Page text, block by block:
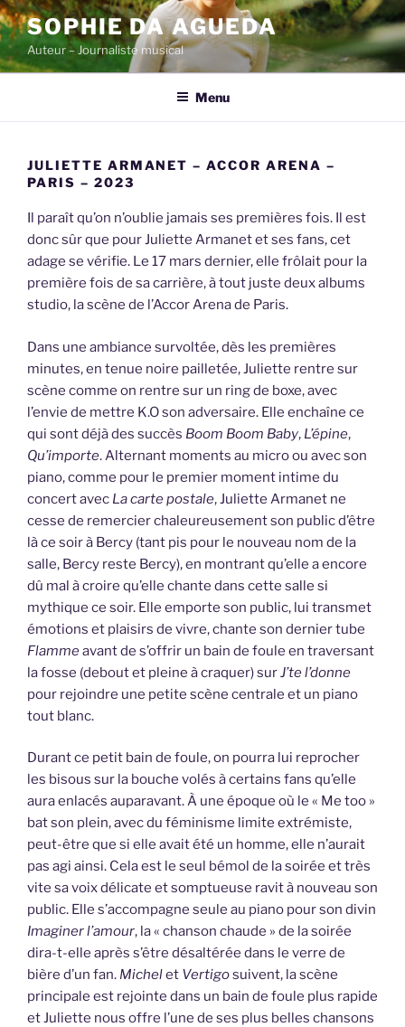
Skip
to
content
SOPHIE DA AGUEDA
Auteur – Journaliste musical
Menu
JULIETTE ARMANET – ACCOR ARENA –
PARIS – 2023
Il paraît qu’on n’oublie jamais ses premières fois. Il est
donc sûr que pour Juliette Armanet et ses fans, cet
adage se vérifie. Le 17 mars dernier, elle frôlait pour la
première fois de sa carrière, à tout juste deux albums
studio, la scène de l’Accor Arena de Paris.
Dans une ambiance survoltée, dès les premières
minutes, en tenue noire pailletée, Juliette rentre sur
scène comme on rentre sur un ring de boxe, avec
l’envie de mettre K.O son adversaire. Elle enchaîne ce
qui sont déjà des succès Boom Boom Baby, L’épine,
Qu’importe. Alternant moments au micro ou avec son
piano, comme pour le premier moment intime du
concert avec La carte postale, Juliette Armanet ne
cesse de remercier chaleureusement son public d’être
là ce soir à Bercy (tant pis pour le nouveau nom de la
salle, Bercy reste Bercy), en montrant qu’elle a encore
dû mal à croire qu’elle chante dans cette salle si
mythique ce soir. Elle emporte son public, lui transmet
émotions et plaisirs de vivre, chante son dernier tube
Flammeavant de s’offrir un bain de foule en traversant
la fosse (debout et pleine à craquer) surJ’te l’donne
pour rejoindre une petite scène centrale et un piano
tout blanc.
Durant ce petit bain de foule, on pourra lui reprocher
les bisous sur la bouche volés à certains fans qu’elle
aura enlacés auparavant. À une époque où le « Me too »
bat son plein, avec du féminisme limite extrémiste,
peut-être que si elle avait été un homme, elle n’aurait
pas agi ainsi. Cela est le seul bémol de la soirée et très
vite sa voix délicate et somptueuse ravit à nouveau son
public. Elle s’accompagne seule au piano pour son divin
Imaginer l’amour, la « chanson chaude » de la soirée
dira-t-elle après s’être désaltérée dans le verre de
bière d’un fan. Michelet Vertigosuivent, la scène
principale est rejointe dans un bain de foule plus rapide
et Juliette nous offre l’une de ses plus belles chansons